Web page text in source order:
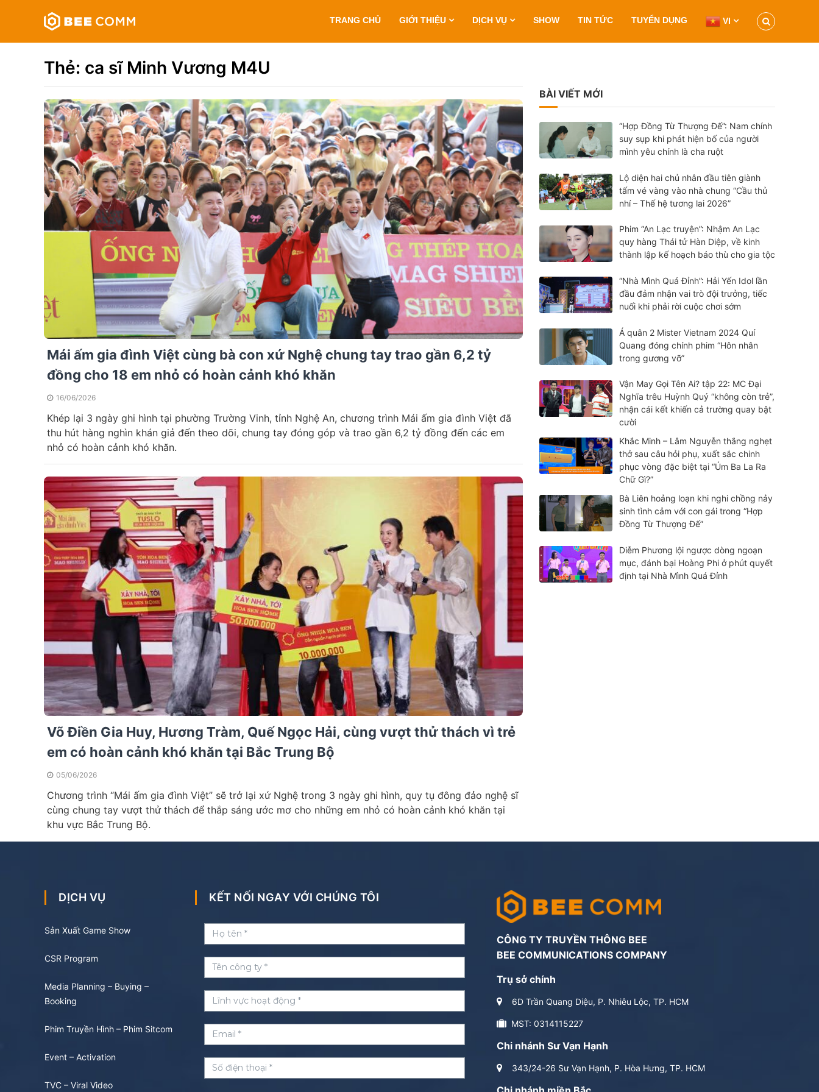
Bee
Comm
Truyền
đa
TRANG CHỦ GIỚI THIỆU DỊCH VỤ SHOW TIN TỨC TUYỂN DỤNG VI
Thẻ: ca sĩ Minh Vương M4U
Mái ấm gia đình Việt cùng bà con xứ Nghệ chung tay trao gần 6,2 tỷ
đồng cho 18 em nhỏ có hoàn cảnh khó khăn
16/06/2026
Khép lại 3 ngày ghi hình tại phường Trường Vinh, tỉnh Nghệ An, chương trình Mái ấm gia đình Việt đã
thu hút hàng nghìn khán giả đến theo dõi, chung tay đóng góp và trao gần 6,2 tỷ đồng đến các em
nhỏ có hoàn cảnh khó khăn.
Võ Điền Gia Huy, Hương Tràm, Quế Ngọc Hải, cùng vượt thử thách vì trẻ
em có hoàn cảnh khó khăn tại Bắc Trung Bộ
05/06/2026
Chương trình “Mái ấm gia đình Việt” sẽ trở lại xứ Nghệ trong 3 ngày ghi hình, quy tụ đông đảo nghệ sĩ
cùng chung tay vượt thử thách để thắp sáng ước mơ cho những em nhỏ có hoàn cảnh khó khăn tại
khu vực Bắc Trung Bộ.
BÀI VIẾT MỚI
“Hợp Đồng Từ Thượng Đế”: Nam chính
suy sụp khi phát hiện bố của người
mình yêu chính là cha ruột
Lộ diện hai chủ nhân đầu tiên giành
tấm vé vàng vào nhà chung “Cầu thủ
nhí – Thế hệ tương lai 2026”
Phim “An Lạc truyện”: Nhậm An Lạc
quy hàng Thái tử Hàn Diệp, về kinh
thành lập kế hoạch báo thù cho gia tộc
“Nhà Mình Quá Đỉnh”: Hải Yến Idol lần
đầu đảm nhận vai trò đội trưởng, tiếc
nuối khi phải rời cuộc chơi sớm
Á quân 2 Mister Vietnam 2024 Quí
Quang đóng chính phim “Hôn nhân
trong gương vỡ”
Vận May Gọi Tên Ai? tập 22: MC Đại
Nghĩa trêu Huỳnh Quý “không còn trẻ”,
nhận cái kết khiến cả trường quay bật
cười
Khắc Minh – Lâm Nguyễn thắng nghẹt
thở sau câu hỏi phụ, xuất sắc chinh
phục vòng đặc biệt tại “Úm Ba La Ra
Chữ Gì?”
Bà Liên hoảng loạn khi nghi chồng nảy
sinh tình cảm với con gái trong “Hợp
Đồng Từ Thượng Đế”
Diễm Phương lội ngược dòng ngoạn
mục, đánh bại Hoàng Phi ở phút quyết
định tại Nhà Mình Quá Đỉnh
DỊCH VỤ
Sản Xuất Game Show
CSR Program
Media Planning – Buying –
Booking
Phim Truyền Hình – Phim Sitcom
Event – Activation
TVC – Viral Video
KẾT NỐI NGAY VỚI CHÚNG TÔI
CÔNG TY TRUYỀN THÔNG BEE
BEE COMMUNICATIONS COMPANY
Trụ sở chính
6D Trần Quang Diệu, P. Nhiêu Lộc, TP. HCM
MST: 0314115227
Chi nhánh Sư Vạn Hạnh
343/24-26 Sư Vạn Hạnh, P. Hòa Hưng, TP. HCM